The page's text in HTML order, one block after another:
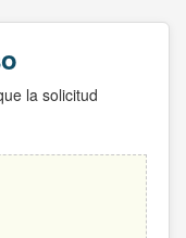
la solicitud